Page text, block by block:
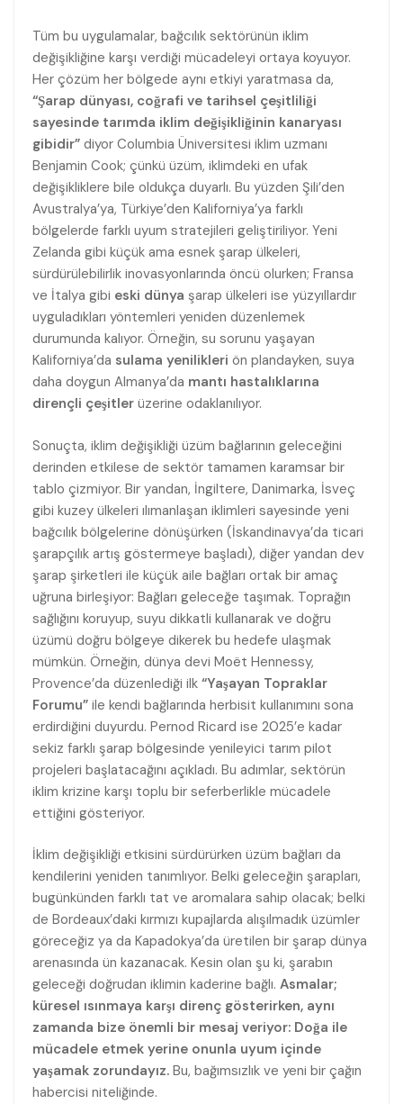
Tüm bu uygulamalar, bağcılık sektörünün iklim
değişikliğine karşı verdiği mücadeleyi ortaya koyuyor.
Her çözüm her bölgede aynı etkiyi yaratmasa da,
“Şarap dünyası, coğrafi ve tarihsel çeşitliliği
sayesinde tarımda iklim değişikliğinin kanaryası
gibidir” diyor Columbia Üniversitesi iklim uzmanı
Benjamin Cook; çünkü üzüm, iklimdeki en ufak
değişikliklere bile oldukça duyarlı. Bu yüzden Şili’den
Avustralya’ya, Türkiye’den Kaliforniya’ya farklı
bölgelerde farklı uyum stratejileri geliştiriliyor. Yeni
Zelanda gibi küçük ama esnek şarap ülkeleri,
sürdürülebilirlik inovasyonlarında öncü olurken; Fransa
ve İtalya gibi eski dünya şarap ülkeleri ise yüzyıllardır
uyguladıkları yöntemleri yeniden düzenlemek
durumunda kalıyor. Örneğin, su sorunu yaşayan
Kaliforniya’da sulama yenilikleri ön plandayken, suya
daha doygun Almanya’da mantı hastalıklarına
dirençli çeşitler üzerine odaklanılıyor.
Sonuçta, iklim değişikliği üzüm bağlarının geleceğini
derinden etkilese de sektör tamamen karamsar bir
tablo çizmiyor. Bir yandan, İngiltere, Danimarka, İsveç
gibi kuzey ülkeleri ılımanlaşan iklimleri sayesinde yeni
bağcılık bölgelerine dönüşürken (İskandinavya’da ticari
şarapçılık artış göstermeye başladı), diğer yandan dev
şarap şirketleri ile küçük aile bağları ortak bir amaç
uğruna birleşiyor: Bağları geleceğe taşımak. Toprağın
sağlığını koruyup, suyu dikkatli kullanarak ve doğru
üzümü doğru bölgeye dikerek bu hedefe ulaşmak
mümkün. Örneğin, dünya devi Moët Hennessy,
Provence’da düzenlediği ilk “Yaşayan Topraklar
Forumu” ile kendi bağlarında herbisit kullanımını sona
erdirdiğini duyurdu. Pernod Ricard ise 2025’e kadar
sekiz farklı şarap bölgesinde yenileyici tarım pilot
projeleri başlatacağını açıkladı. Bu adımlar, sektörün
iklim krizine karşı toplu bir seferberlikle mücadele
ettiğini gösteriyor.
İklim değişikliği etkisini sürdürürken üzüm bağları da
kendilerini yeniden tanımlıyor. Belki geleceğin şarapları,
bugünkünden farklı tat ve aromalara sahip olacak; belki
de Bordeaux’daki kırmızı kupajlarda alışılmadık üzümler
göreceğiz ya da Kapadokya’da üretilen bir şarap dünya
arenasında ün kazanacak. Kesin olan şu ki, şarabın
geleceği doğrudan iklimin kaderine bağlı. Asmalar;
küresel ısınmaya karşı direnç gösterirken, aynı
zamanda bize önemli bir mesaj veriyor: Doğa ile
mücadele etmek yerine onunla uyum içinde
yaşamak zorundayız. Bu, bağımsızlık ve yeni bir çağın
habercisi niteliğinde.